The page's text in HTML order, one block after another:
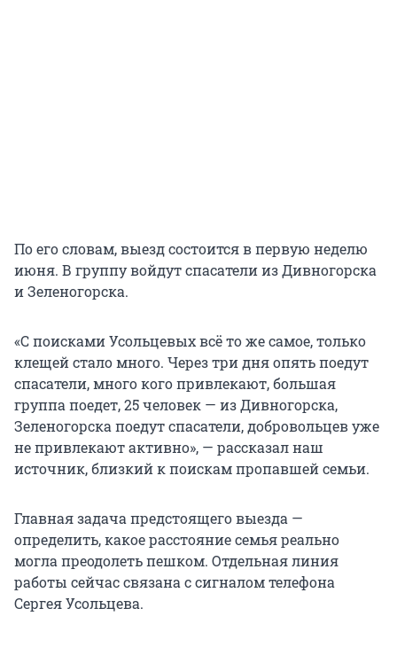
По его словам, выезд состоится в первую неделю
июня. В группу войдут спасатели из Дивногорска
и Зеленогорска.
«С поисками Усольцевых всё то же самое, только
клещей стало много. Через три дня опять поедут
спасатели, много кого привлекают, большая
группа поедет, 25 человек — из Дивногорска,
Зеленогорска поедут спасатели, добровольцев уже
не привлекают активно», — рассказал наш
источник, близкий к поискам пропавшей семьи.
Главная задача предстоящего выезда —
определить, какое расстояние семья реально
могла преодолеть пешком. Отдельная линия
работы сейчас связана с сигналом телефона
Сергея Усольцева.